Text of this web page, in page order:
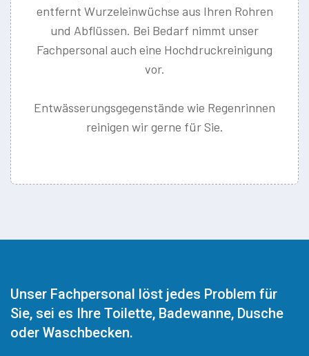
entfernt Wurzeleinwüchse aus Ihren Rohren
und Abflüssen. Bei Bedarf nimmt unser
Fachpersonal auch eine Hochdruckreinigung
vor.
Entwässerungsgegenstände wie Regenrinnen
reinigen wir gerne für Sie.
Unser Fachpersonal löst jedes Problem für
Sie, sei es Ihre Toilette, Badewanne, Dusche
oder Waschbecken.